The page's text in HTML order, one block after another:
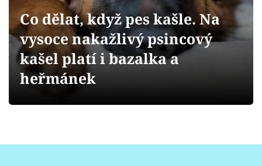
Přihlášení
Sledujte nás
Co dělat, když pes kašle. Na
vysoce nakažlivý psincový
kašel platí i bazalka a
heřmánek